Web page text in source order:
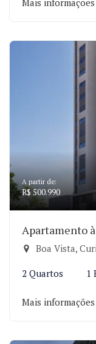
Mais informações
A partir de:
R$ 500.990
Apartamento
Boa Vista,
2 Quartos 1
Mais informações